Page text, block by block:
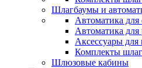
Шлагбаумы и
Автоматика для
Автоматика
Аксессуары для
Комплекты
Шлюзовые кабины